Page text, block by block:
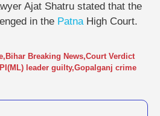
Ajat Shatru stated that the
in the PatnaHigh Court.
,Bihar Breaking News,Court Verdict
leader guilty,Gopalganj crime